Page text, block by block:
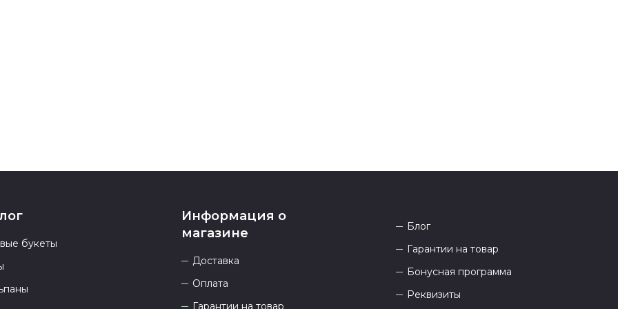
букеты
Информация о
магазине
Доставка
Оплата
Гарантии на товар
Блог
Гарантии на товар
Бонусная программа
Реквизиты